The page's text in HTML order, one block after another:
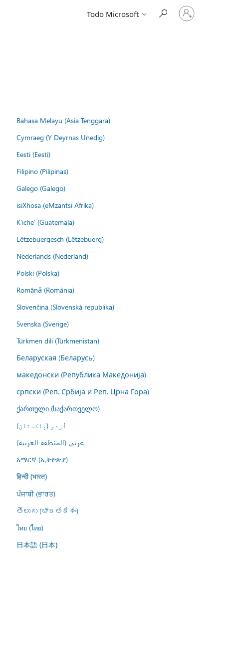
Todo Microsoft
Iniciar
sesión
Bahasa Melayu (Asia Tenggara)
Cymraeg (Y Deyrnas Unedig)
Eesti (Eesti)
Filipino (Pilipinas)
Galego (Galego)
isiXhosa (eMzantsi Afrika)
K'iche' (Guatemala)
Lëtzebuergesch (Lëtzebuerg)
Nederlands (Nederland)
Polski (Polska)
Română (România)
Slovenčina (Slovenská republika)
Svenska (Sverige)
Türkmen dili (Türkmenistan)
Беларуская (Беларусь)
македонски (Република Македонија)
српски (Реп. Србија и Реп. Црна Гора)
ქართული (საქართველო)
اُردو (پاکستان)
عربي (المنطقة العربية)
አማርኛ (ኢትዮጵያ)
हिन्दी (भारत)
ਪੰਜਾਬੀ (ਭਾਰਤ)
తెలుగు (భారతదేశం)
ไทย (ไทย)
日本語 (日本)